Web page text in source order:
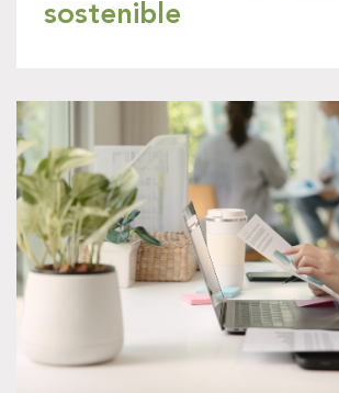
sostenible